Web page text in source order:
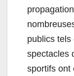
publics tels
spectacles
sportifs ont